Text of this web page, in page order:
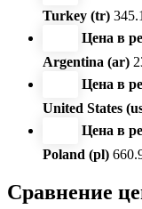
Turkey (tr)
Цена в
Argentina (ar)
Цена в
United States
Цена в
Poland (pl)
Сравнение